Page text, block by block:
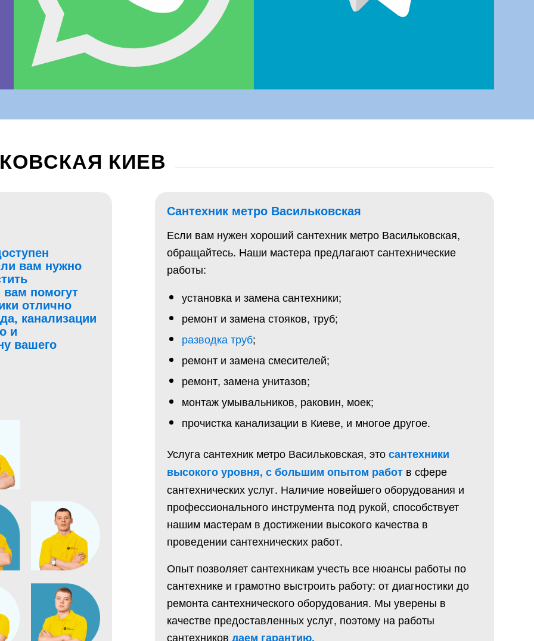
КИЕВ
вам нужно
вам помогут
отлично
канализации
и
вашего
Сантехник метро Васильковская
Если вам нужен хороший сантехник метро Васильковская,
обращайтесь. Наши мастера предлагают сантехнические
работы:
установка и замена сантехники;
ремонт и замена стояков, труб;
разводка труб;
ремонт и замена смесителей;
ремонт, замена унитазов;
монтаж умывальников, раковин, моек;
прочистка канализации в Киеве, и многое другое.
Услуга сантехник метро Васильковская, этосантехники
высокого уровня, с большим опытом работ в сфере
сантехнических услуг. Наличие новейшего оборудования и
профессионального инструмента под рукой, способствует
нашим мастерам в достижении высокого качества в
проведении сантехнических работ.
Опыт позволяет сантехникам учесть все нюансы работы по
сантехнике и грамотно выстроить работу: от диагностики до
ремонта сантехнического оборудования. Мы уверены в
качестве предоставленных услуг, поэтому на работы
сантехниковдаем гарантию.